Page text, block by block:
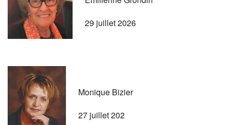
29 juillet 2026
Monique Bizier
27 juillet 202